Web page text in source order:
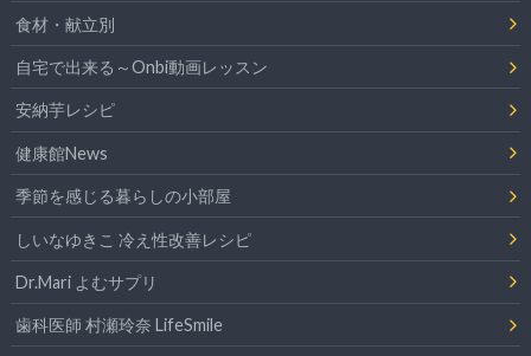
食材・献立別
自宅で出来る～Onbi動画レッスン
安納芋レシピ
健康館News
季節を感じる暮らしの小部屋
しいなゆきこ 冷え性改善レシピ
Dr.Mari よむサプリ
歯科医師 村瀬玲奈 LifeSmile